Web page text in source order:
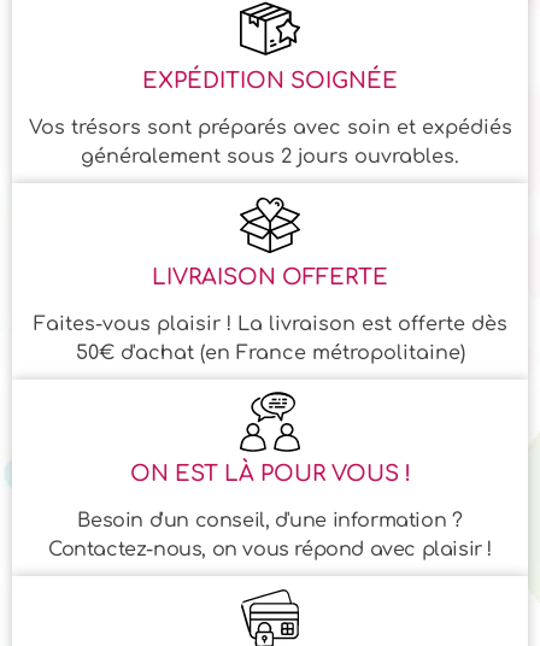
EXPÉDITION SOIGNÉE
Vos trésors sont préparés avec soin et expédiés
généralement sous 2 jours ouvrables.
LIVRAISON OFFERTE
Faites-vous plaisir ! La livraison est offerte dès
50€ d'achat (en France métropolitaine)
ON EST LÀ POUR VOUS !
Besoin d'un conseil, d'une information ?
Contactez-nous, on vous répond avec plaisir !